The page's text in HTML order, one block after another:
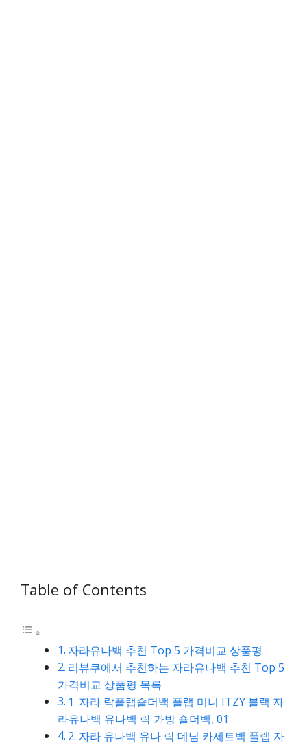
Table of Contents
자라유나백 추천 Top 5 가격비교 상품평
리뷰쿠에서 추천하는 자라유나백 추천 Top 5
가격비교 상품평 목록
1. 자라 락플랩숄더백 플랩 미니 ITZY 블랙 자
라유나백 유나백 락 가방 숄더백, 01
2. 자라 유나백 유나 락 데님 카세트백 플랩 자